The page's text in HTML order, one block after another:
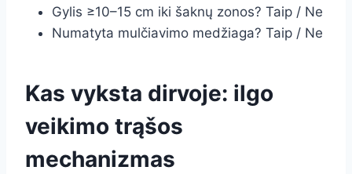
Gylis ≥10–15 cm iki šaknų zonos? Taip / Ne
Numatyta mulčiavimo medžiaga? Taip / Ne
Kas vyksta dirvoje: ilgo
veikimo trąšos
mechanizmas